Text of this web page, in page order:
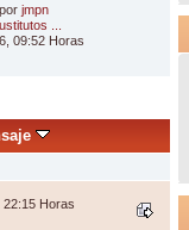
jmpn
...
09:52 Horas
22:15 Horas